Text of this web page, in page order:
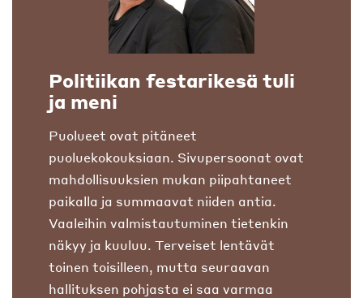
Politiikan festarikesä tuli
ja meni
Puolueet ovat pitäneet
puoluekokouksiaan. Sivupersoonat ovat
mahdollisuuksien mukan piipahtaneet
paikalla ja summaavat niiden antia.
Vaaleihin valmistautuminen tietenkin
näkyy ja kuuluu. Terveiset lentävät
toinen toisilleen, mutta seuraavan
hallituksen pohjasta ei saa varmaa